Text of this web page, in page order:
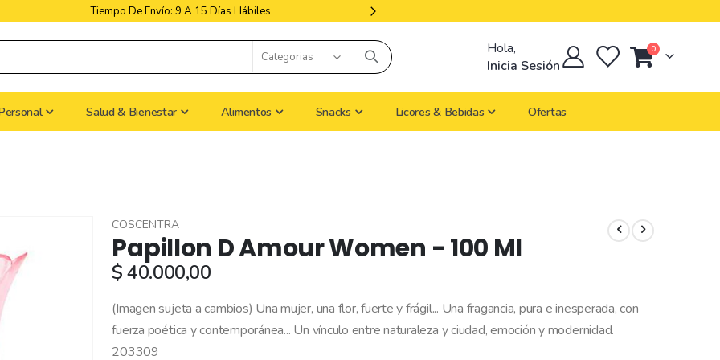
Libres De Iva
Hola,
Inicia Sesión
Cart
0artículos
Salud & Bienestar Alimentos Snacks Licores & Bebidas Ofertas
Papillon D Amour Women - 100 Ml
COSCENTRA
$ 40.000,00
(Imagen sujeta a cambios) Una mujer, una flor, fuerte y frágil... Una fragancia, pura e inesperada, con
fuerza poética y contemporánea... Un vínculo entre naturaleza y ciudad, emoción y modernidad.
203309